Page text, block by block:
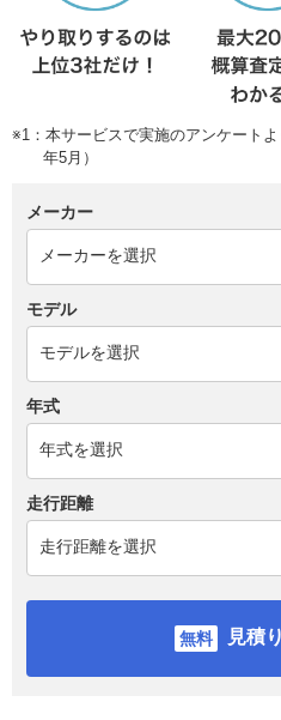
※1：本サービスで実施のアンケート
年5月）
メーカー
モデル
年式
走行距離
見積